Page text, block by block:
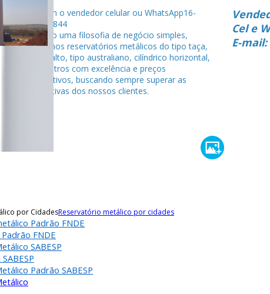
Fale com o vendedor celular ou WhatsApp16-
99795-2844
Seguindo uma filosofia de negócio simples,
fabricamos reservatórios metálicos do tipo taça,
tubular alto, tipo australiano, cilíndrico horizontal,
entre outros com excelência e preços
competitivos, buscando sempre superar as
espectativas dos nossos clientes.
Cel e
E-
por CidadesReservatório metálico por cidades
Padrão FNDE
FNDE
SABESP
Padrão SABESP